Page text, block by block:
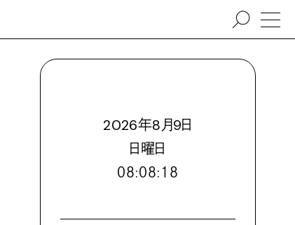
2026年8月9日
日曜日
０８:０８:２０